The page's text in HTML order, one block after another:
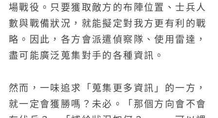
場戰役。只要獲取敵方的布陣位置、士兵人
數與戰備狀況，就能擬定對我方更有利的戰
略。因此，各方會派遣偵察隊、使用雷達，
盡可能廣泛蒐集對手的各種資訊。
然而，一味追求「蒐集更多資訊」的一方，
就一定會獲勝嗎？未必。「那個方向會不會